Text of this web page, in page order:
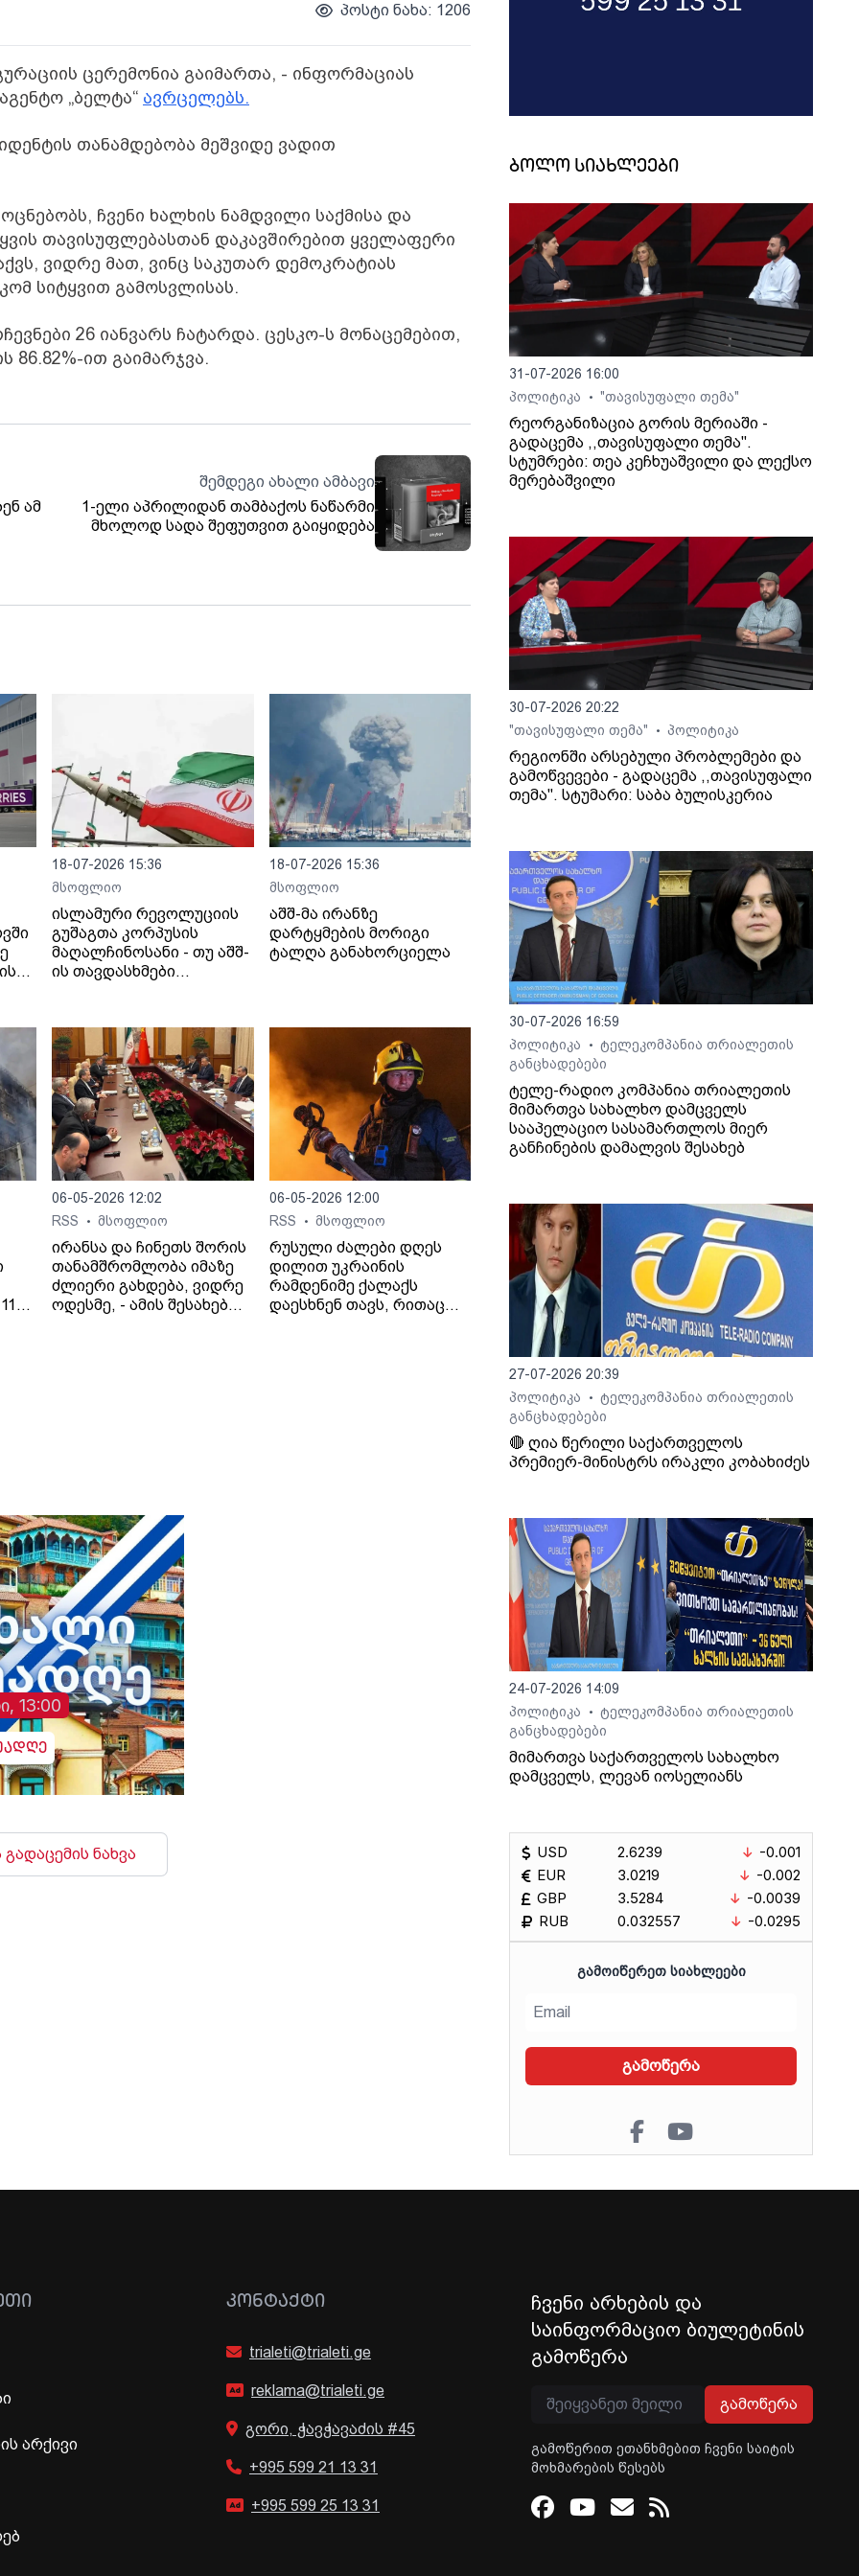
პოსტი ნახა: 1206
ცერემონია გაიმართა, - ინფორმაციას
„ბელტა“ ავრცელებს.
თანამდებობა მეშვიდე ვადით
ჩვენი ხალხის ნამდვილი საქმისა და
თავისუფლებასთან დაკავშირებით ყველაფერი
ვიდრე მათ, ვინც საკუთარ დემოკრატიას
სიტყვით გამოსვლისას.
26 იანვარს ჩატარდა. ცესკო-ს მონაცემებით,
86.82%-ით გაიმარჯვა.
ამ
შემდეგი ახალი ამბავი
1-ელი აპრილიდან თამბაქოს ნაწარმი
მხოლოდ სადა შეფუთვით გაიყიდება
18-07-2026 15:36
მსოფლიო
ისლამური რევოლუციის
გუშაგთა კორპუსის
მაღალჩინოსანი - თუ აშშ-
ის თავდასხმები
შეტევითი ოპერაციების
ფაზაში გადავალთ.
18-07-2026 15:36
მსოფლიო
აშშ-მა ირანზე
დარტყმების მორიგი
ტალღა განახორციელა
06-05-2026 12:02
RSS
• მსოფლიო
ირანსა და ჩინეთს შორის
თანამშრომლობა იმაზე
ძლიერი გახდება, ვიდრე
ოდესმე, - ამის შესახებ
შეხვედრაზე ჩინეთს
„ირანის ახლო მეგობარი“
უწოდა. „არსებულ
ვითარებაში, ჩვენს
ქვეყნებს შორის
ორმხრივი
თანამშრომლობა კიდევ
უფრო გაძლიერდება“, -
განაცხადა აბას არაღჩიმ.
06-05-2026 12:00
RSS
• მსოფლიო
რუსული ძალები დღეს
დილით უკრაინის
რამდენიმე ქალაქს
დაესხნენ თავს, რითაც
13:00
ნახვა
ბოლო სიახლეები
31-07-2026 16:00
პოლიტიკა
• "თავისუფალი თემა"
რეორგანიზაცია გორის მერიაში -
გადაცემა ,,თავისუფალი თემა".
სტუმრები: თეა კეჩხუაშვილი და ლექსო
მერებაშვილი
30-07-2026 20:22
"თავისუფალი თემა"
• პოლიტიკა
რეგიონში არსებული პრობლემები და
გამოწვევები - გადაცემა ,,თავისუფალი
თემა". სტუმარი: საბა ბულისკერია
30-07-2026 16:59
პოლიტიკა
•
ტელეკომპანია თრიალეთის
განცხადებები
ტელე-რადიო კომპანია თრიალეთის
მიმართვა სახალხო დამცველს
სააპელაციო სასამართლოს მიერ
განჩინების დამალვის შესახებ
27-07-2026 20:39
პოლიტიკა
•
ტელეკომპანია თრიალეთის
განცხადებები
🔴 ღია წერილი საქართველოს
პრემიერ-მინისტრს ირაკლი კობახიძეს
24-07-2026 14:09
პოლიტიკა
•
ტელეკომპანია თრიალეთის
განცხადებები
მიმართვა საქართველოს სახალხო
დამცველს, ლევან იოსელიანს
USD
EUR
GBP
RUB
2.6239
3.0219
3.5284
0.032557
-0.001
-0.002
-0.0039
-0.0295
ᲒᲐᲛᲝᲘᲬᲔᲠᲔᲗ ᲡᲘᲐᲮᲚᲔᲔᲑᲘ
გამოწერა
არქივი
ᲙᲝᲜᲢᲐᲥᲢᲘ
trialeti@trialeti.ge
reklama@trialeti.ge
გორი, ჭავჭავაძის #45
+995 599 21 13 31
+995 599 25 13 31
ჩვენი არხების და
საინფორმაციო ბიულეტინის
გამოწერა
გამოწერა
გამოწერით ეთანხმებით ჩვენი საიტის
მოხმარების წესებს
Facebook
Youtube
Email
RSS